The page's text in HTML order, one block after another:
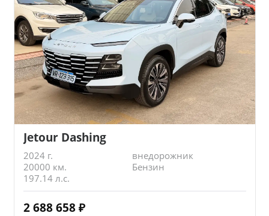
Jetour Dashing
2024 г.
внедорожник
20000 км.
Бензин
197.14 л.с.
2 688 658 ₽